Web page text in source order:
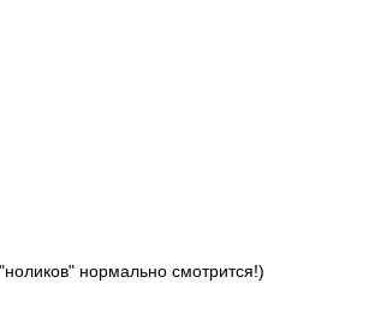
нормально смотрится!)